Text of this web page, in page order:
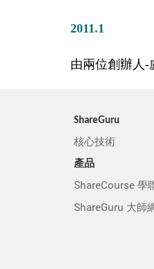
2011.1
由兩位創辦人-
ShareGuru
核心技術
產品
ShareCourse 學
ShareGuru 大師